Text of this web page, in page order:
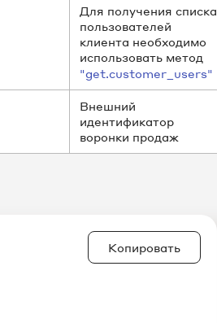
Для получения списка
пользователей
клиента необходимо
использовать метод
"get.customer_users"
Внешний
идентификатор
воронки продаж
Копировать